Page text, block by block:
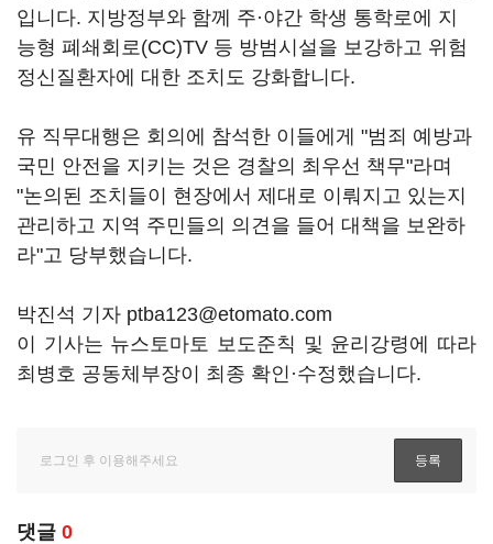
입니다. 지방정부와 함께 주·야간 학생 통학로에 지
능형 폐쇄회로(CC)TV 등 방범시설을 보강하고 위험
정신질환자에 대한 조치도 강화합니다.
유 직무대행은 회의에 참석한 이들에게 "범죄 예방과
국민 안전을 지키는 것은 경찰의 최우선 책무"라며
"논의된 조치들이 현장에서 제대로 이뤄지고 있는지
관리하고 지역 주민들의 의견을 들어 대책을 보완하
라"고 당부했습니다.
박진석 기자 ptba123@etomato.com
이 기사는 뉴스토마토 보도준칙 및 윤리강령에 따라
최병호 공동체부장이 최종 확인·수정했습니다.
댓글 0